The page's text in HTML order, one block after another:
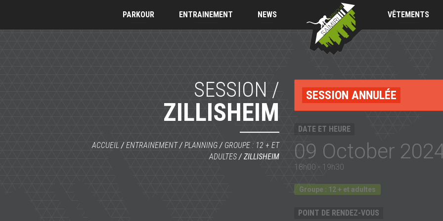
PARKOUR ENTRAINEMENT NEWS
Parkour
VÊTEMENTS
SESSION /
ZILLISHEIM
ACCUEIL /ENTRAINEMENT/PLANNING / GROUPE : 12 + ET
ADULTES /ZILLISHEIM
SESSION ANNULÉE
DATE ET HEURE
09 October
18h00 - 19h30
Groupe : 12 + et adultes
POINT DE RENDEZ-VOUS